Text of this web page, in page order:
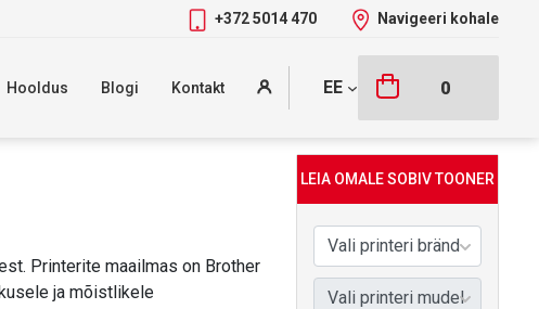
+372 5014 470 Navigeeri kohale
Hooldus Blogi Kontakt EE 0
Printerite maailmas on Brother
ja mõistlikele
LEIA OMALE SOBIV TOONER